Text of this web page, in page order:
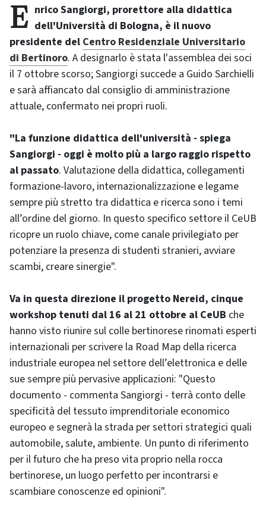
Enrico Sangiorgi, prorettore alla didattica dell'Università di Bologna, è il nuovo
presidente del Centro Residenziale Universitario
di Bertinoro. A designarlo è stata l'assemblea dei soci
il 7 ottobre scorso; Sangiorgi succede a Guido Sarchielli
e sarà affiancato dal consiglio di amministrazione
attuale, confermato nei propri ruoli.
"La funzione didattica dell'università - spiega
Sangiorgi - oggi è molto più a largo raggio rispetto
al passato. Valutazione della didattica, collegamenti
formazione-lavoro, internazionalizzazione e legame
sempre più stretto tra didattica e ricerca sono i temi
all’ordine del giorno. In questo specifico settore il CeUB
ricopre un ruolo chiave, come canale privilegiato per
potenziare la presenza di studenti stranieri, avviare
scambi, creare sinergie".
Va in questa direzione il progetto Nereid, cinque
workshop tenuti dal 16 al 21 ottobre al CeUB che
hanno visto riunire sul colle bertinorese rinomati esperti
internazionali per scrivere la Road Map della ricerca
industriale europea nel settore dell’elettronica e delle
sue sempre più pervasive applicazioni: "Questo
documento - commenta Sangiorgi - terrà conto delle
specificità del tessuto imprenditoriale economico
europeo e segnerà la strada per settori strategici quali
automobile, salute, ambiente. Un punto di riferimento
per il futuro che ha preso vita proprio nella rocca
bertinorese, un luogo perfetto per incontrarsi e
scambiare conoscenze ed opinioni".